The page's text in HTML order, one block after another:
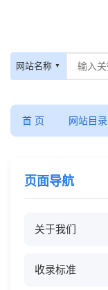
网站名称
首 页 网站目录
页面导航
关于我们
收录标准